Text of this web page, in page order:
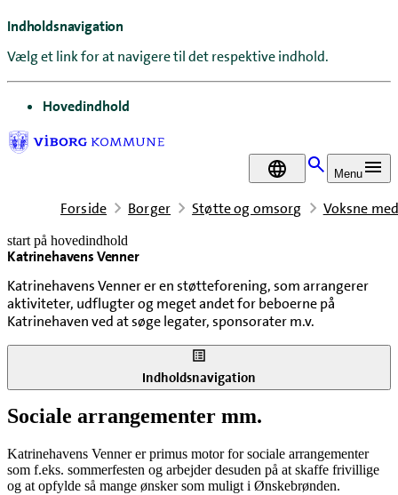
Indholdsnavigation
Vælg et link for at navigere til det respektive indhold.
gå til
Hovedindhold
DA Menu
Forside Borger Støtte og omsorg Voksne
start på hovedindhold
Katrinehavens Venner
Katrinehavens Venner er en støtteforening, som arrangerer
aktiviteter, udflugter og meget andet for beboerne på
Katrinehaven ved at søge legater, sponsorater m.v.
senest opdateret 11. maj 2026
Indholdsnavigation
Sociale arrangementer mm.
Katrinehavens Venner er primus motor for sociale arrangementer
som f.eks. sommerfesten og arbejder desuden på at skaffe frivillige
og at opfylde så mange ønsker som muligt i Ønskebrønden.